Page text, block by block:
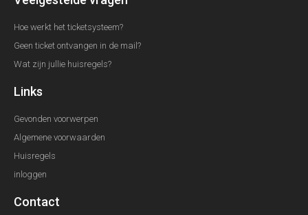
Hoe werkt het ticketsysteem?
Geen ticket ontvangen in de mail?
Wat zijn jullie huisregels?
Links
Gevonden voorwerpen
Algemene voorwaarden
Huisregels
inloggen
Contact